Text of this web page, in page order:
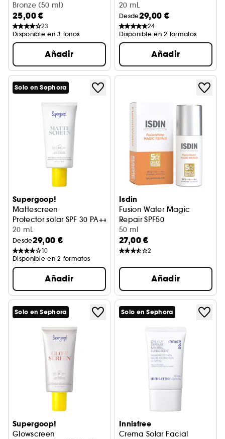
Fotoprotector con color
Bronze (50 ml)
25,00 €
23
Disponible en 3 tonos
Añadir
20 mL
Desde29,00 €
24
Disponible en 2 formatos
Añadir
Solo en Sephora
Supergoop!
Mattescreen
Protector solar SPF 30 PA+++
20 mL
Desde29,00 €
10
Disponible en 2 formatos
Añadir
Isdin
Fusion Water Magic
Repair SPF50
Protector solar facial
50 ml
27,00 €
2
Añadir
Solo en Sephora
Supergoop!
Glowscreen
Solo en Sephora
Innisfree
Crema Solar Facial